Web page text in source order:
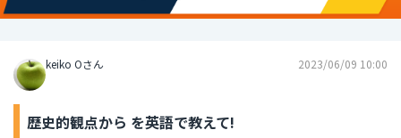
keiko Oさん 2023/06/09 10:00
歴史的観点から を英語で教えて!